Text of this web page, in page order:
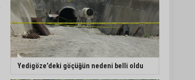
Yedigöze’deki göçüğün nedeni belli oldu